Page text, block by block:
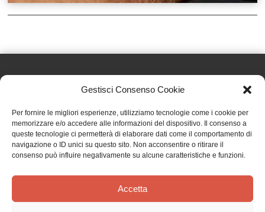
Gestisci Consenso Cookie
Per fornire le migliori esperienze, utilizziamo tecnologie come i cookie per
memorizzare e/o accedere alle informazioni del dispositivo. Il consenso a
queste tecnologie ci permetterà di elaborare dati come il comportamento di
navigazione o ID unici su questo sito. Non acconsentire o ritirare il
consenso può influire negativamente su alcune caratteristiche e funzioni.
Accetta
Effatà Editrice di Pellegrino Paolo SAS
C.F. e P.IVA 09655250018
Via Tre Denti, 1 - 10060 Cantalupa (TO)
Telefono: (+39) 0121 353452 - Fax: (+39) 0121 353839